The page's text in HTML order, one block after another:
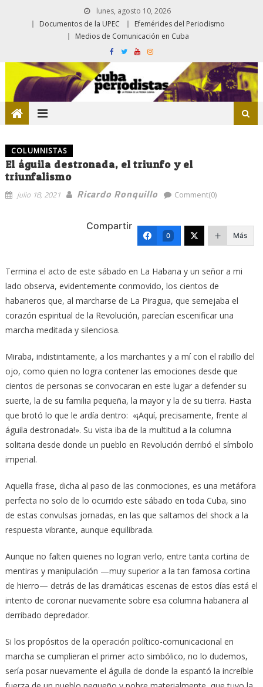
lunes, agosto 10, 2026
Documentos de la UPEC
Efemérides del Periodismo
Medios de Comunicación en Cuba
COLUMNISTAS
El águila destronada, el triunfo y el
triunfalismo
julio 18, 2021 Ricardo Ronquillo Comment(0)
Compartir
0 Más
Termina el acto de este sábado en La Habana y un señor a mi
lado observa, evidentemente conmovido, los cientos de
habaneros que, al marcharse de La Piragua, que semejaba el
corazón espiritual de la Revolución, parecían escenificar una
marcha meditada y silenciosa.
Miraba, indistintamente, a los marchantes y a mí con el rabillo del
ojo, como quien no logra contener las emociones desde que
cientos de personas se convocaran en este lugar a defender su
suerte, la de su familia pequeña, la mayor y la de su tierra. Hasta
que brotó lo que le ardía dentro: «¡Aquí, precisamente, frente al
águila destronada!». Su vista iba de la multitud a la columna
solitaria desde donde un pueblo en Revolución derribó el símbolo
imperial.
Aquella frase, dicha al paso de las conmociones, es una metáfora
perfecta no solo de lo ocurrido este sábado en toda Cuba, sino
de estas convulsas jornadas, en las que saltamos del shock a la
respuesta vibrante, aunque equilibrada.
Aunque no falten quienes no logran verlo, entre tanta cortina de
mentiras y manipulación —muy superior a la tan famosa cortina
de hierro— detrás de las dramáticas escenas de estos días está el
intento de coronar nuevamente sobre esa columna habanera al
derribado depredador.
Si los propósitos de la operación político-comunicacional en
marcha se cumplieran el primer acto simbólico, no lo dudemos,
sería posar nuevamente el águila de donde la espantó la increíble